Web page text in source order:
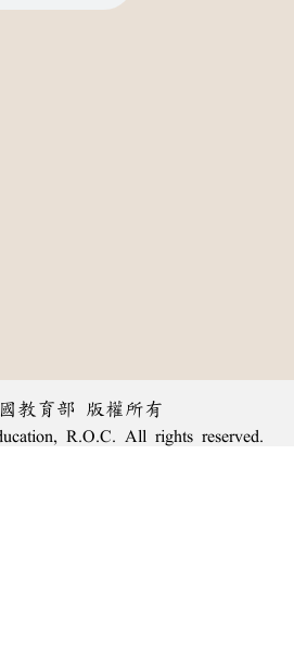
教育部 版權所有
R.O.C. All rights reserved.